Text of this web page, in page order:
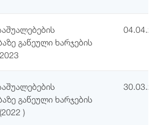
გაწეული ხარჯების
გაწეული ხარჯების
)